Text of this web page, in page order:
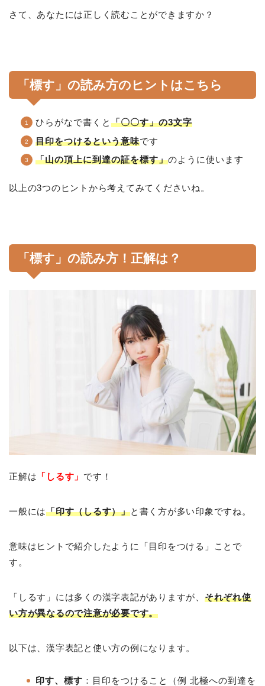
さて、あなたには正しく読むことができますか？
「標す」の読み方のヒントはこちら
ひらがなで書くと 「〇〇す」の3文字
目印をつけるという意味です
「山の頂上に到達の証を標す」のように使います
以上の3つのヒントから考えてみてくださいね。
「標す」の読み方！正解は？
正解は 「しるす」 です！
一般には「印す（しるす）」と書く方が多い印象ですね。
意味はヒントで紹介したように「目印をつける」ことで
す。
「しるす」には多くの漢字表記がありますが、 それぞれ使
い方が異なるので注意が必要です。
以下は、漢字表記と使い方の例になります。
印す、標す ：目印をつけること（例 北極への到達を